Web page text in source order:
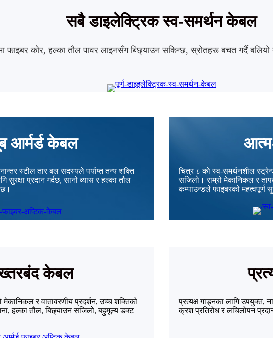
सबै डाइलेक्ट्रिक स्व-समर्थन केबल
फाइबर कोर, हल्का तौल पावर लाइनसँग बिछ्याउन सकिन्छ, स्रोतहरू बचत गर्दै
आर्मर्ड केबल
स्टील तार बल सदस्यले पर्याप्त तन्य शक्ति
प्रदान गर्दछ, सानो व्यास र हल्का तौल
चित्र ८ को स्व-समर्थनशील
सजिलो। राम्रो मेकानिकल र
कम्पाउन्डले फाइबरको महत्वपूर्ण
केबल
मेकानिकल र वातावरणीय प्रदर्शन, उच्च शक्तिको
हल्का तौल, बिछ्याउन सजिलो, बहुमूल्य डक्ट
प्रत्यक्ष गाड्नका लागि
क्रश प्रतिरोध र लचिलोपन